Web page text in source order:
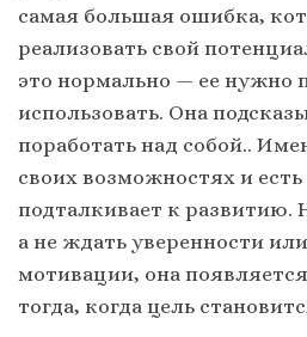
самая большая ошибка,
реализовать свой
это нормально — ее нужно
использовать. Она
поработать над собой..
своих возможностях и есть
подталкивает к развитию.
а не ждать уверенности
мотивации, она
тогда, когда цель